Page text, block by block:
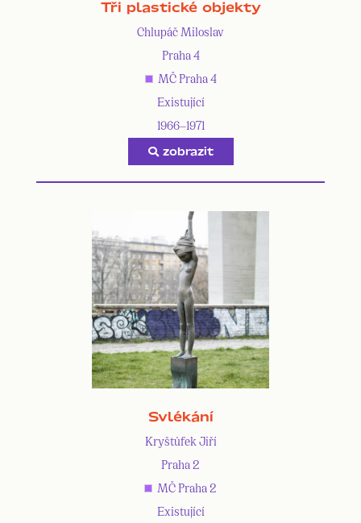
Tři plastické objekty
Chlupáč Miloslav
Praha 4
MČ Praha 4
Existující
1966—1971
zobrazit
Svlékání
Kryštůfek Jiří
Praha 2
MČ Praha 2
Existující